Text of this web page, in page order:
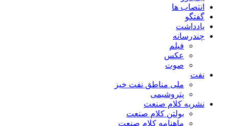
انتصاب ها
گفتگو
یادداشت
چندرسانه
فیلم
عکس
صوت
نفت
ملی مناطق نفت خیز
پتروشیمی
نشریه کلام صنعت
بولتن کلام صنعت
ماهنامه کلام صنعت